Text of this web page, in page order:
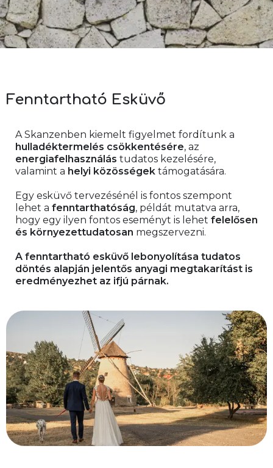
Fenntartható Esküvő
hulladéktermelés csökkentésére
energiafelhasználás tudatos kezelésére,
valamint a helyi közösségek támogatására.
Egy esküvő tervezésénél is fontos szempont
lehet a fenntarthatóság, példát mutatva arra,
hogy egy ilyen fontos eseményt is lehet felelősen
és környezettudatosan megszervezni.
A fenntartható esküvő lebonyolítása tudatos
döntés alapján jelentős anyagi megtakarítást is
eredményezhet az ifjú párnak.